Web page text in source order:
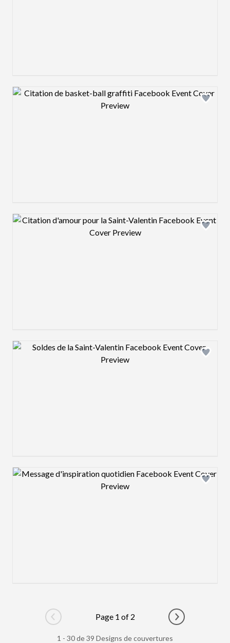
Design preview image
Design preview image
Design preview image
Design preview image
Go to previous page
Page 1 of 2
Go to next
1 - 30 de 39 Designs de couvertures